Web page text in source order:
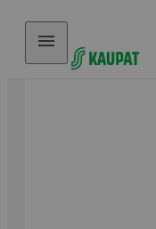
Hyppää sisältöön